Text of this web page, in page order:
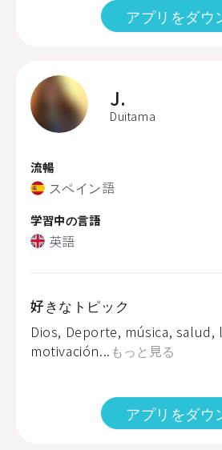
アプリをダウ
J.
Duitama
流暢
スペイン語
学習中の言語
英語
好きなトピック
Dios, Deporte, música, salud,
motivación... もっと見る
アプリをダウ